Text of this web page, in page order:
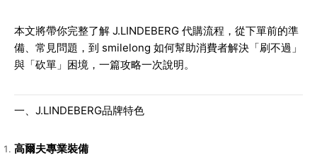
本文將帶你完整了解 J.LINDEBERG 代購流程，從下單前的準
備、常見問題，到 smilelong 如何幫助消費者解決「刷不過」
與「砍單」困境，一篇攻略一次說明。
一、J.LINDEBERG品牌特色
高爾夫專業裝備